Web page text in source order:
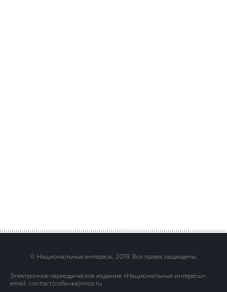
© Национальные интересы, 2019. Все права защищены.
Электронное периодическое издание «Национальные интересы» .
email: contact(сoбaчка)niros.ru